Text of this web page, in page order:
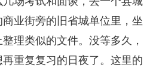
业街旁的旧省城单位里，坐
理类似的文件。没等多久，
重复复习的日夜了。这里的